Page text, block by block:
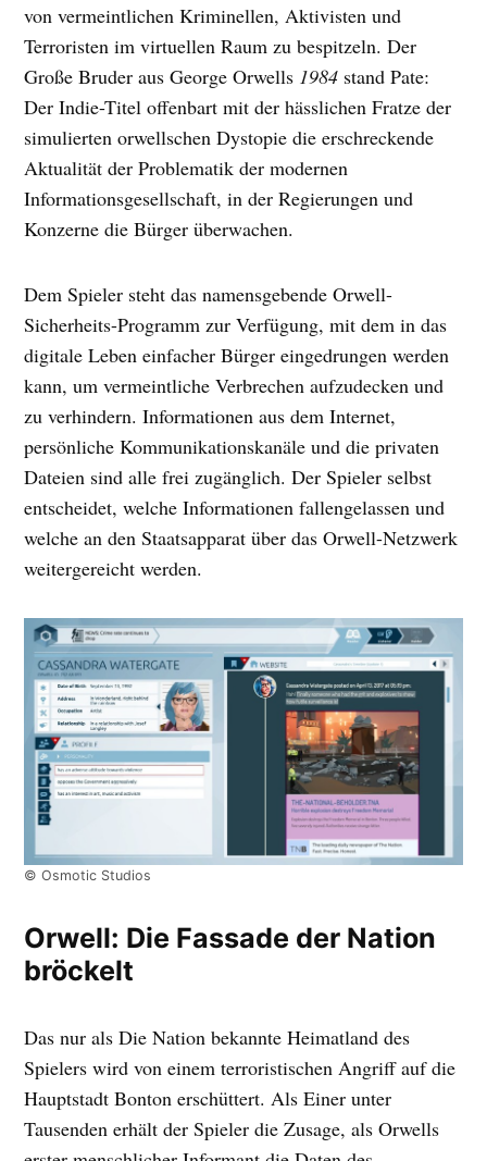
von vermeintlichen Kriminellen, Aktivisten und
Terroristen im virtuellen Raum zu bespitzeln. Der
Große Bruder aus George Orwells 1984 stand Pate:
Der Indie-Titel offenbart mit der hässlichen Fratze der
simulierten orwellschen Dystopie die erschreckende
Aktualität der Problematik der modernen
Informationsgesellschaft, in der Regierungen und
Konzerne die Bürger überwachen.
Dem Spieler steht das namensgebende Orwell-
Sicherheits-Programm zur Verfügung, mit dem in das
digitale Leben einfacher Bürger eingedrungen werden
kann, um vermeintliche Verbrechen aufzudecken und
zu verhindern. Informationen aus dem Internet,
persönliche Kommunikationskanäle und die privaten
Dateien sind alle frei zugänglich. Der Spieler selbst
entscheidet, welche Informationen fallengelassen und
welche an den Staatsapparat über das Orwell-Netzwerk
weitergereicht werden.
© Osmotic Studios
Orwell: Die Fassade der Nation
bröckelt
Das nur als Die Nation bekannte Heimatland des
Spielers wird von einem terroristischen Angriff auf die
Hauptstadt Bonton erschüttert. Als Einer unter
Tausenden erhält der Spieler die Zusage, als Orwells